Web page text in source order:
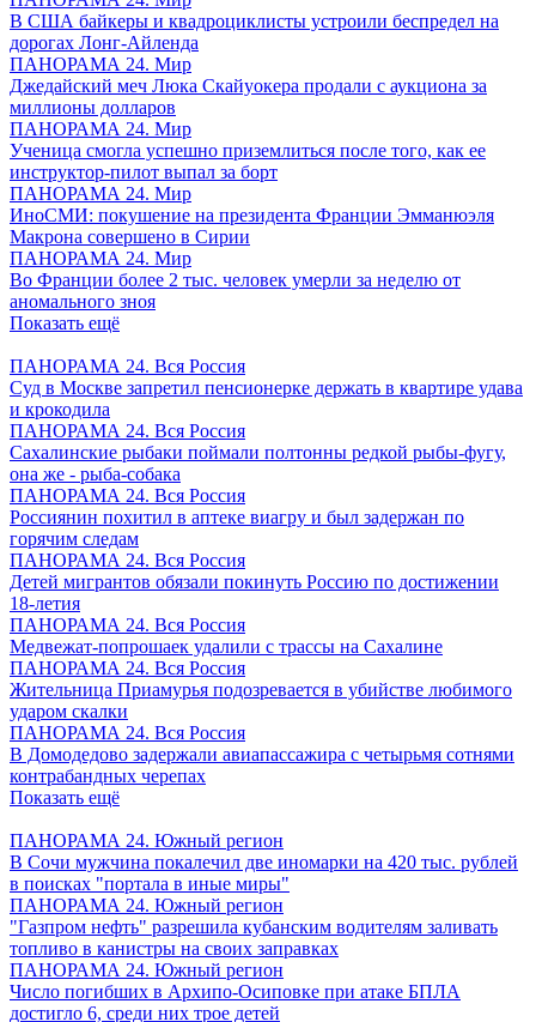
В США байкеры и квадроциклисты устроили беспредел на
дорогах Лонг-Айленда
ПАНОРАМА 24. Мир
Джедайский меч Люка Скайуокера продали с аукциона за
миллионы долларов
ПАНОРАМА 24. Мир
Ученица смогла успешно приземлиться после того, как ее
инструктор-пилот выпал за борт
ПАНОРАМА 24. Мир
ИноСМИ: покушение на президента Франции Эмманюэля
Макрона совершено в Сирии
ПАНОРАМА 24. Мир
Во Франции более 2 тыс. человек умерли за неделю от
аномального зноя
Показать ещё
ПАНОРАМА 24. Вся Россия
Суд в Москве запретил пенсионерке держать в квартире удава
и крокодила
ПАНОРАМА 24. Вся Россия
Сахалинские рыбаки поймали полтонны редкой рыбы-фугу,
она же - рыба-собака
ПАНОРАМА 24. Вся Россия
Россиянин похитил в аптеке виагру и был задержан по
горячим следам
ПАНОРАМА 24. Вся Россия
Детей мигрантов обязали покинуть Россию по достижении
18-летия
ПАНОРАМА 24. Вся Россия
Медвежат-попрошаек удалили с трассы на Сахалине
ПАНОРАМА 24. Вся Россия
Жительница Приамурья подозревается в убийстве любимого
ударом скалки
ПАНОРАМА 24. Вся Россия
В Домодедово задержали авиапассажира с четырьмя сотнями
контрабандных черепах
Показать ещё
ПАНОРАМА 24. Южный регион
В Сочи мужчина покалечил две иномарки на 420 тыс. рублей
в поисках "портала в иные миры"
ПАНОРАМА 24. Южный регион
"Газпром нефть" разрешила кубанским водителям заливать
топливо в канистры на своих заправках
ПАНОРАМА 24. Южный регион
Число погибших в Архипо-Осиповке при атаке БПЛА
достигло 6, среди них трое детей